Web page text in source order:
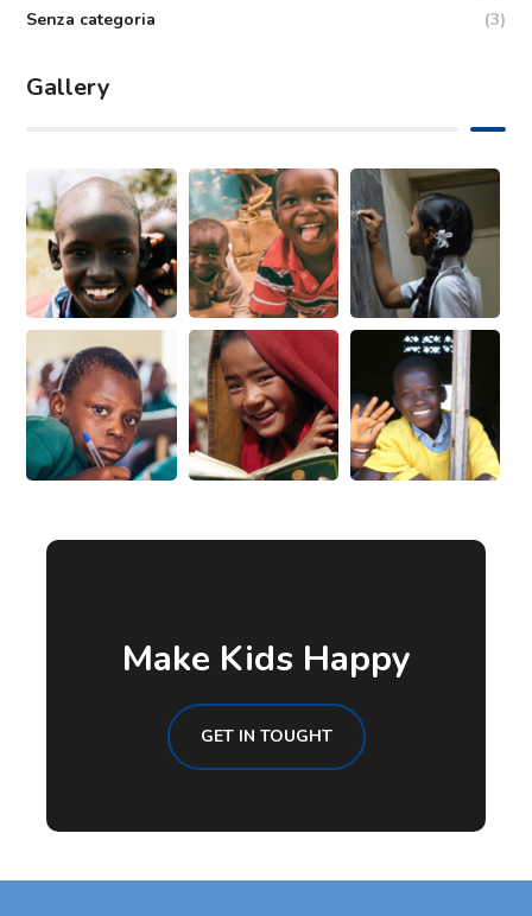
Senza categoria
(3)
Gallery
Make Kids Happy
GET IN TOUGHT